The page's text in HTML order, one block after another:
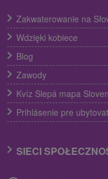
Zakwaterowanie na
Wdzięki kobiece
Blog
Zawody
Kvíz Slepá mapa
Prihlásenie pre
SIECI